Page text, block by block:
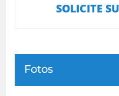
SOLICITE
Fotos